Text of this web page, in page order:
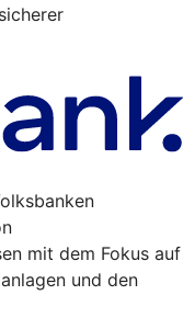
mit dem Fokus auf
und den